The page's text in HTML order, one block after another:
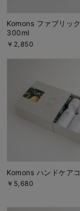
Komons ファブリッ
300ml
￥2,850
Komons ハンドケア
￥5,680